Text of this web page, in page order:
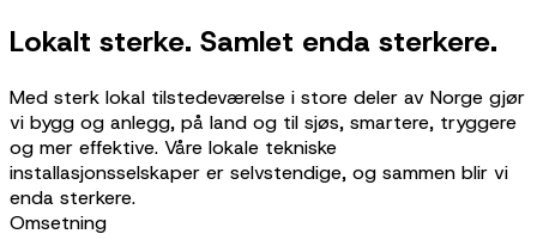
Lokalt sterke. Samlet enda sterkere.
Med sterk lokal tilstedeværelse i store deler av Norge gjør
vi bygg og anlegg, på land og til sjøs, smartere, tryggere
og mer effektive. Våre lokale tekniske
installasjonsselskaper er selvstendige, og sammen blir vi
enda sterkere.
Omsetning